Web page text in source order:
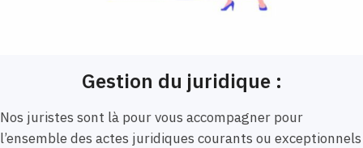
Gestion du juridique :
Nos juristes sont là pour vous accompagner pour
l’ensemble des actes juridiques courants ou exceptionnels